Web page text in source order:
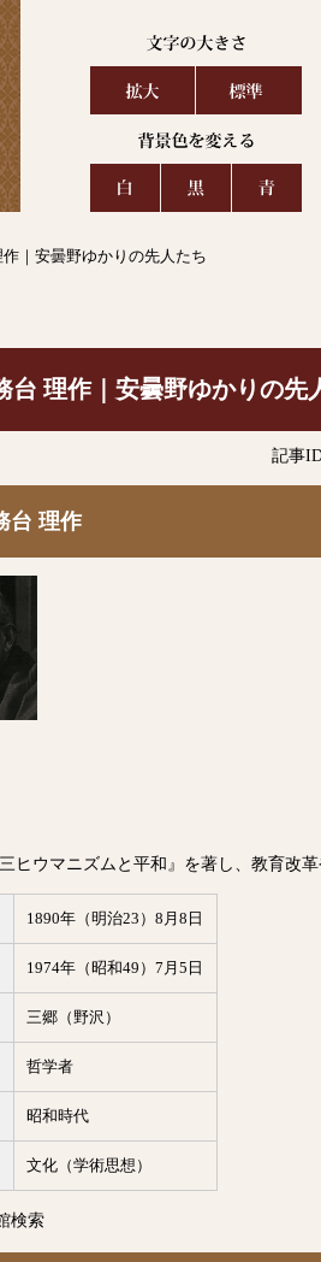
作｜安曇野ゆかりの先人たち
台 理作｜安曇野ゆかりの先
記事
台 理作
ヒウマニズムと平和』を著し、教育改
1890年（明治23）8月8日
1974年（昭和49）7月5日
三郷（野沢）
哲学者
昭和時代
文化（学術思想）
検索